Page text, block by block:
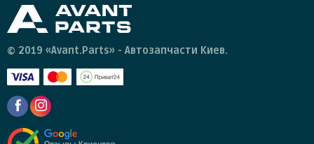
© 2019 «Avant.Parts» - Автозапчасти Киев.